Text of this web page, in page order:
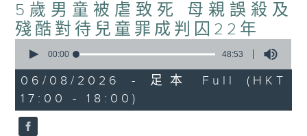
5歲男童被虐致死 母親誤殺及
殘酷對待兒童罪成判囚22年
seconds
48
minutes,
53
seconds
00:00 48:53
06/08/2026 - 足本 Full (HKT
17:00 - 18:00)